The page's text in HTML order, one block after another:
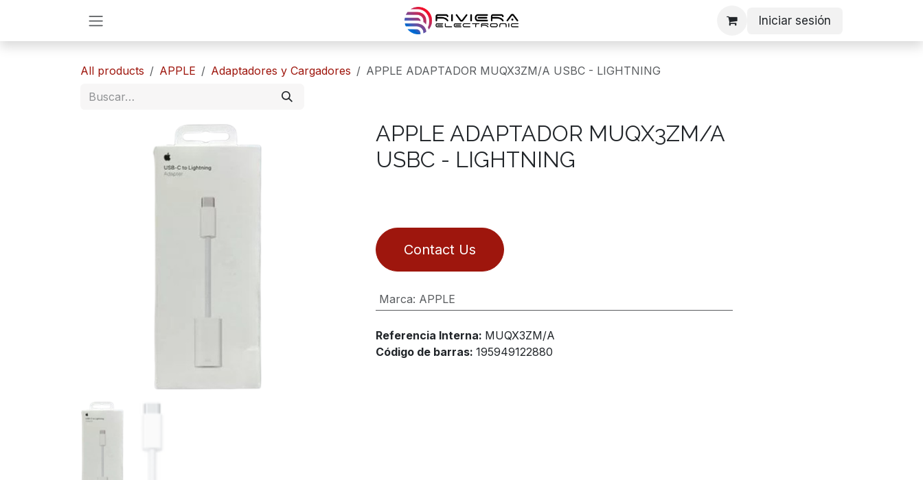
Iniciar sesión
All products APPLE Adaptadores y Cargadores APPLE ADAPTADOR MUQX3ZM/A USBC - LIGHTNING
APPLE ADAPTADOR MUQX3ZM/A
USBC - LIGHTNING
Contact Us
Marca: APPLE
Referencia Interna: MUQX3ZM/A
Código de barras: 195949122880